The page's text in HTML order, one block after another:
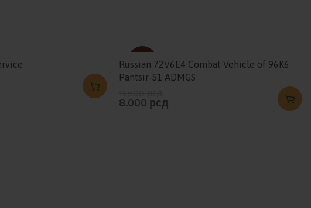
-30%
Russian 72V6E4 Combat Vehicle of 96K6
Pantsir-S1 ADMGS
8.000 рсд